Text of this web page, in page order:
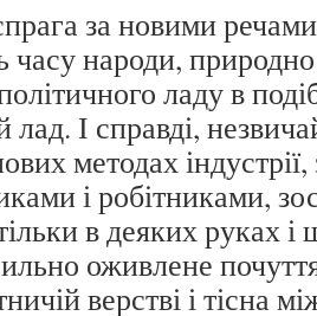
за новими
часу народи,
ладу в
лад. І справді,
методах
і робітниками,
в деяких руках
оживлене
верстві і тісна